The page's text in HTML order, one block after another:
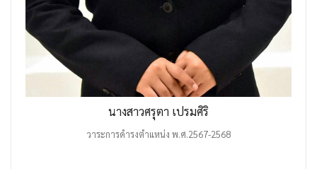
นางสาวศรุตา เปรมศิริ
วาระการดำรงตำแหน่ง พ.ศ.2567-2568